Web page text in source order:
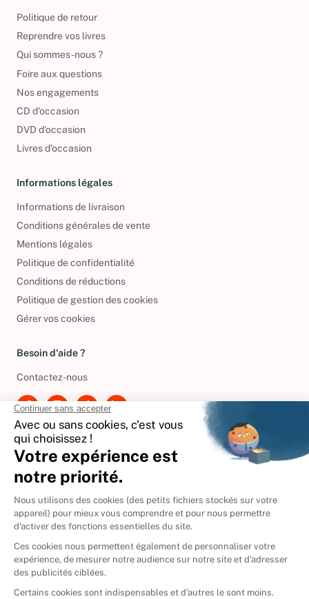
Politique de retour
Reprendre vos livres
Qui sommes-nous ?
Foire aux questions
Nos engagements
CD d'occasion
DVD d'occasion
Livres d’occasion
Informations légales
Informations de livraison
Conditions générales de vente
Mentions légales
Politique de confidentialité
Conditions de réductions
Politique de gestion des cookies
Gérer vos cookies
Besoin d'aide ?
Contactez-nous
International
🇪🇸 Espagne
🇩🇪Allemagne
🇮🇹 Italie